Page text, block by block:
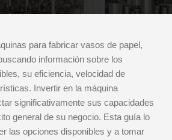
para fabricar vasos de papel,
información sobre los
su eficiencia, velocidad de
Invertir en la máquina
significativamente sus capacidades
general de su negocio. Esta guía lo
las opciones disponibles y a tomar